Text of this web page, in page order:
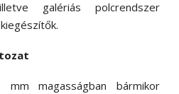
galériás polcrendszer
magasságban bármikor